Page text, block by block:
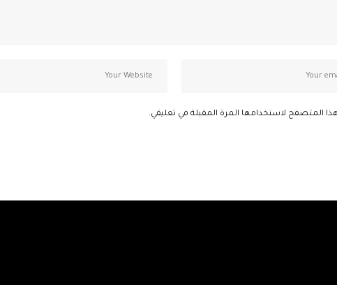
المتصفح لاستخدامها المرة المقبلة في تعليقي.